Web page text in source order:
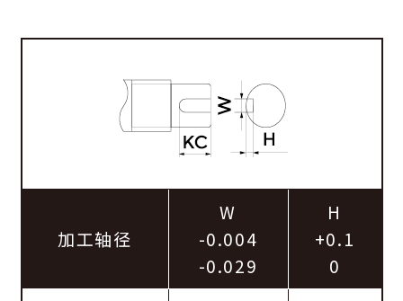
加工轴径
W
-0.004
-0.029
H
+0.1
0